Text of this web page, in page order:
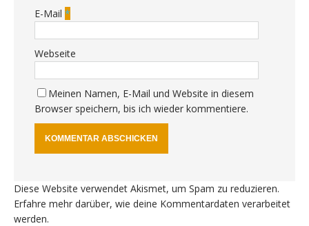
E-Mail *
Webseite
Meinen Namen, E-Mail und Website in diesem
Browser speichern, bis ich wieder kommentiere.
Diese Website verwendet Akismet, um Spam zu reduzieren.
Erfahre mehr darüber, wie deine Kommentardaten verarbeitet
werden.